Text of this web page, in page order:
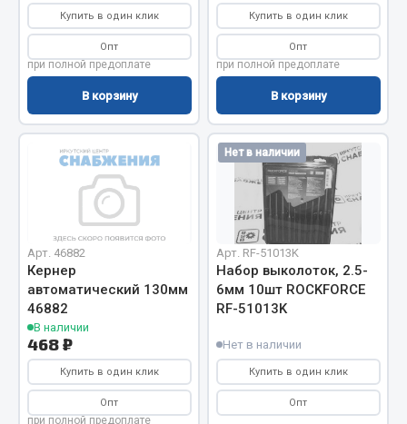
Весь раздел
Цепи подъёмные
Кольца уплотнительные
Лента конвейерная
Манжеты
Паронит
Патрубки
Прокладки
Рукава высокого давления
Купить в один клик
Опт
при полной предоплате
В корзину
Купить в один клик
Опт
при полной предоплате
В корзину
Арт. 46882
Кернер
автоматический 130мм
46882
В наличии
468 ₽
Купить в один клик
Опт
при полной предоплате
Нет в наличии
Арт. RF-51013K
Набор выколоток, 2.5-
6мм 10шт ROCKFORCE
RF-51013K
Нет в наличии
Купить в один клик
Опт